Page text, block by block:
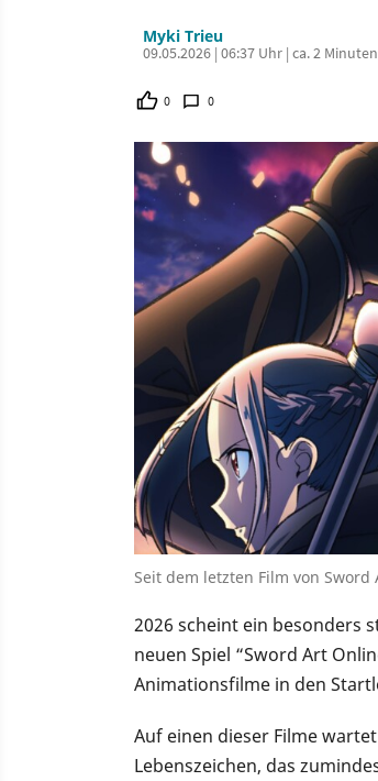
Myki Trieu
09.05.2026 | 06:37 Uhr | ca. 2
0 0
Seit dem letzten Film von
2026 scheint ein besonders
neuen Spiel “Sword Art
Animationsfilme in den
Auf einen dieser Filme
Lebenszeichen, das